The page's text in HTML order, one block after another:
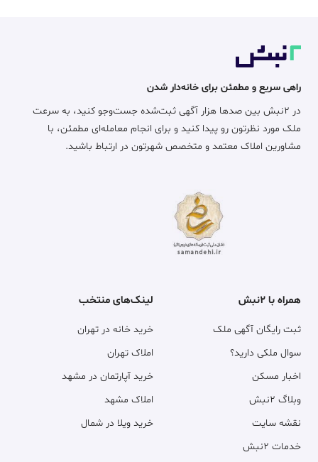
راهی سریع و مطمئن برای خانه‌دار شدن
در ۲نبش بین صدها هزار آگهی ثبت‌شده جست‌وجو کنید، به سرعت
ملک مورد نظرتون رو پیدا کنید و برای انجام معامله‌ای مطمئن، با
مشاورین املاک معتمد و متخصص شهرتون در ارتباط باشید.
همراه با ۲نبش
ثبت رایگان آگهی ملک
سوال ملکی دارید؟
اخبار مسکن
وبلاگ ۲نبش
نقشه سایت
خدمات ۲نبش
لینک‌های منتخب
خرید خانه در تهران
املاک تهران
خرید آپارتمان در مشهد
املاک مشهد
خرید ویلا در شمال